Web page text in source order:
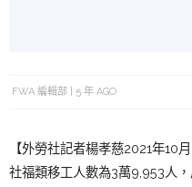
FWA 編輯部 5 年 AGO
【外勞社記者楊孝慈2021年10
社福類移工人數為3萬9,953人